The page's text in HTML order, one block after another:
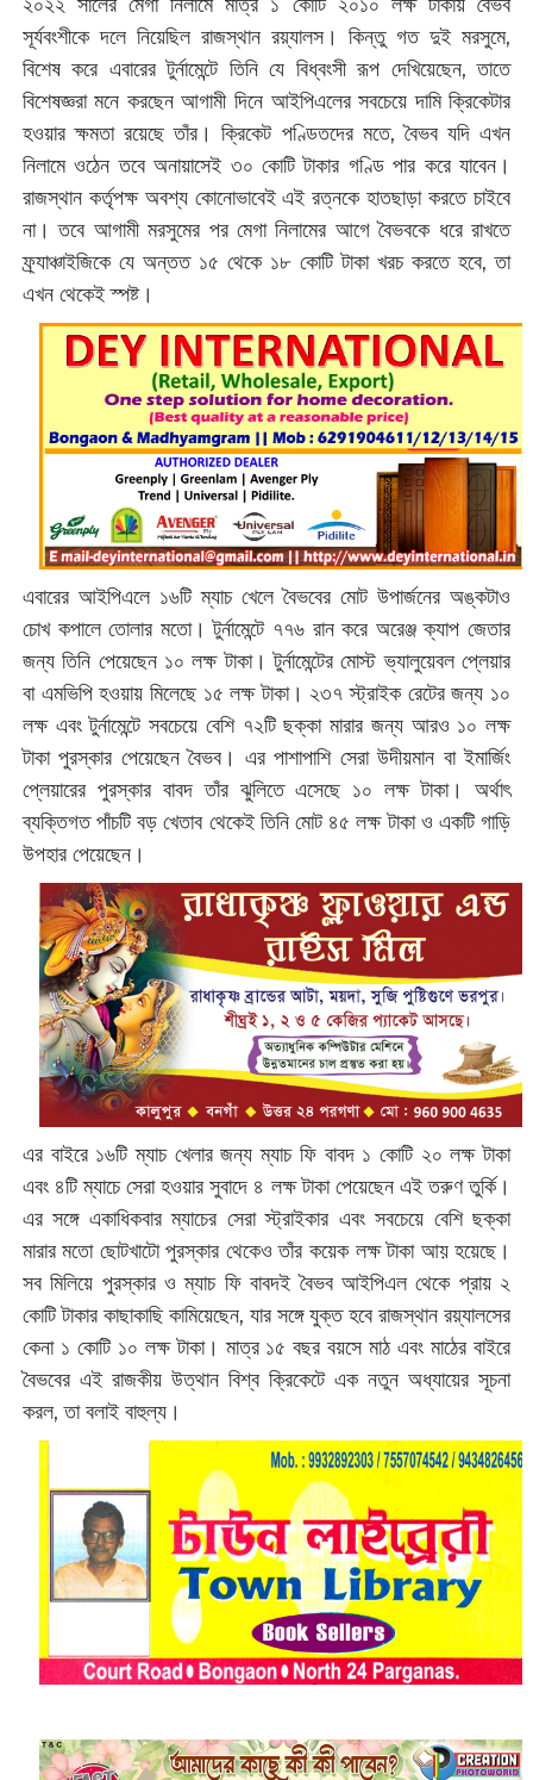
সূর্যবংশীকে দলে নিয়েছিল রাজস্থান রয়্যালস। কিন্তু গত দুই মরসুমে,
বিশেষ করে এবারের টুর্নামেন্টে তিনি যে বিধ্বংসী রূপ দেখিয়েছেন, তাতে
বিশেষজ্ঞরা মনে করছেন আগামী দিনে আইপিএলের সবচেয়ে দামি ক্রিকেটার
হওয়ার ক্ষমতা রয়েছে তাঁর। ক্রিকেট পণ্ডিতদের মতে, বৈভব যদি এখন
নিলামে ওঠেন তবে অনায়াসেই ৩০ কোটি টাকার গণ্ডি পার করে যাবেন।
রাজস্থান কর্তৃপক্ষ অবশ্য কোনোভাবেই এই রত্নকে হাতছাড়া করতে চাইবে
না। তবে আগামী মরসুমের পর মেগা নিলামের আগে বৈভবকে ধরে রাখতে
ফ্র্যাঞ্চাইজিকে যে অন্তত ১৫ থেকে ১৮ কোটি টাকা খরচ করতে হবে, তা
এখন থেকেই স্পষ্ট।
এবারের আইপিএলে ১৬টি ম্যাচ খেলে বৈভবের মোট উপার্জনের অঙ্কটাও
চোখ কপালে তোলার মতো। টুর্নামেন্টে ৭৭৬ রান করে অরেঞ্জ ক্যাপ জেতার
জন্য তিনি পেয়েছেন ১০ লক্ষ টাকা। টুর্নামেন্টের মোস্ট ভ্যালুয়েবল প্লেয়ার
বা এমভিপি হওয়ায় মিলেছে ১৫ লক্ষ টাকা। ২৩৭ স্ট্রাইক রেটের জন্য ১০
লক্ষ এবং টুর্নামেন্টে সবচেয়ে বেশি ৭২টি ছক্কা মারার জন্য আরও ১০ লক্ষ
টাকা পুরস্কার পেয়েছেন বৈভব। এর পাশাপাশি সেরা উদীয়মান বা ইমার্জিং
প্লেয়ারের পুরস্কার বাবদ তাঁর ঝুলিতে এসেছে ১০ লক্ষ টাকা। অর্থাৎ
ব্যক্তিগত পাঁচটি বড় খেতাব থেকেই তিনি মোট ৪৫ লক্ষ টাকা ও একটি গাড়ি
উপহার পেয়েছেন।
এর বাইরে ১৬টি ম্যাচ খেলার জন্য ম্যাচ ফি বাবদ ১ কোটি ২০ লক্ষ টাকা
এবং ৪টি ম্যাচে সেরা হওয়ার সুবাদে ৪ লক্ষ টাকা পেয়েছেন এই তরুণ তুর্কি।
এর সঙ্গে একাধিকবার ম্যাচের সেরা স্ট্রাইকার এবং সবচেয়ে বেশি ছক্কা
মারার মতো ছোটখাটো পুরস্কার থেকেও তাঁর কয়েক লক্ষ টাকা আয় হয়েছে।
সব মিলিয়ে পুরস্কার ও ম্যাচ ফি বাবদই বৈভব আইপিএল থেকে প্রায় ২
কোটি টাকার কাছাকাছি কামিয়েছেন, যার সঙ্গে যুক্ত হবে রাজস্থান রয়্যালসের
কেনা ১ কোটি ১০ লক্ষ টাকা। মাত্র ১৫ বছর বয়সে মাঠ এবং মাঠের বাইরে
বৈভবের এই রাজকীয় উত্থান বিশ্ব ক্রিকেটে এক নতুন অধ্যায়ের সূচনা
করল, তা বলাই বাহুল্য।‌